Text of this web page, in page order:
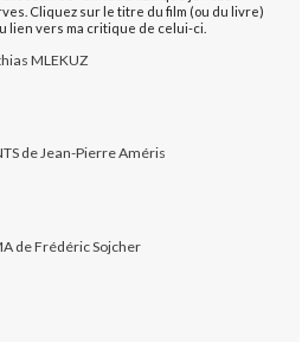
Cliquez sur le titre du film (ou du livre)
lien vers ma critique de celui-ci.
MLEKUZ
de Jean-Pierre Améris
de Frédéric Sojcher